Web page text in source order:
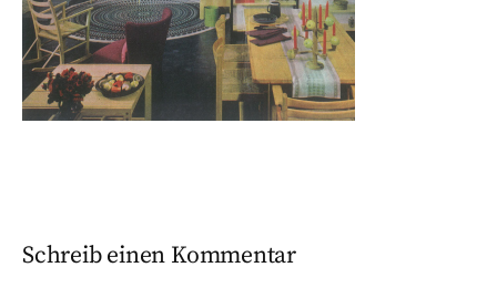
Schreib einen Kommentar